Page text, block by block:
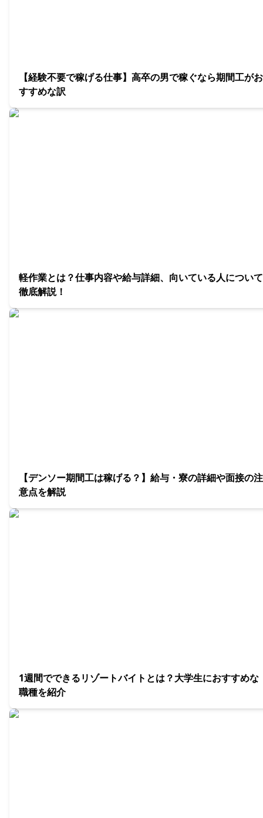
【経験不要で稼げる仕事】高卒の男で稼ぐなら期間工がお
すすめな訳
軽作業とは？仕事内容や給与詳細、向いている人について
徹底解説！
【デンソー期間工は稼げる？】給与・寮の詳細や面接の注
意点を解説
1週間でできるリゾートバイトとは？大学生におすすめな
職種を紹介